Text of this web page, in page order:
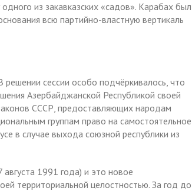
из закавказских «садов». Карабах был
всю партийно-властную вертикаль
сессии особо подчёркивалось, что
Азербайджанской Республикой своей
СССР, предоставляющих народам
группам право на самостоятельное
в случае выхода союзной республики из
1991 года) и это новое
территориальной целостностью. За год до